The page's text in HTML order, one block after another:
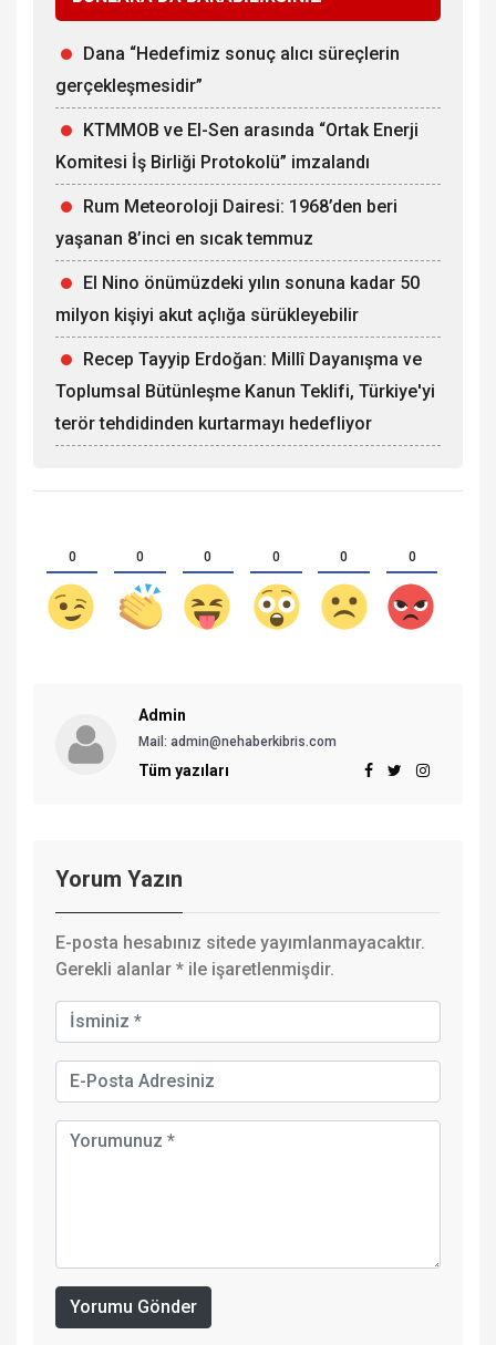
Dana “Hedefimiz sonuç alıcı süreçlerin
gerçekleşmesidir”
KTMMOB ve El-Sen arasında “Ortak Enerji
Komitesi İş Birliği Protokolü” imzalandı
Rum Meteoroloji Dairesi: 1968’den beri
yaşanan 8’inci en sıcak temmuz
El Nino önümüzdeki yılın sonuna kadar 50
milyon kişiyi akut açlığa sürükleyebilir
Recep Tayyip Erdoğan: Millî Dayanışma ve
Toplumsal Bütünleşme Kanun Teklifi, Türkiye'yi
terör tehdidinden kurtarmayı hedefliyor
0 0 0 0 0 0
Admin
Mail: admin@nehaberkibris.com
Tüm yazıları
Yorum Yazın
E-posta hesabınız sitede yayımlanmayacaktır.
Gerekli alanlar * ile işaretlenmişdir.
Yorumu Gönder